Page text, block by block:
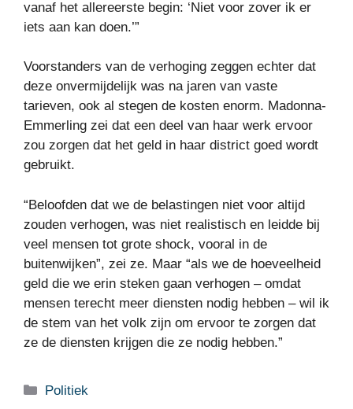
vanaf het allereerste begin: ‘Niet voor zover ik er
iets aan kan doen.’”
Voorstanders van de verhoging zeggen echter dat
deze onvermijdelijk was na jaren van vaste
tarieven, ook al stegen de kosten enorm. Madonna-
Emmerling zei dat een deel van haar werk ervoor
zou zorgen dat het geld in haar district goed wordt
gebruikt.
“Beloofden dat we de belastingen niet voor altijd
zouden verhogen, was niet realistisch en leidde bij
veel mensen tot grote shock, vooral in de
buitenwijken”, zei ze. Maar “als we de hoeveelheid
geld die we erin steken gaan verhogen – omdat
mensen terecht meer diensten nodig hebben – wil ik
de stem van het volk zijn om ervoor te zorgen dat
ze de diensten krijgen die ze nodig hebben.”
Categorieën
Politiek